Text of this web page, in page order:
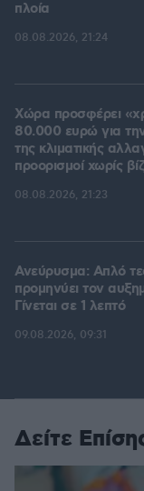
πλοία
08.08.2026, 21:24
Χώρα προσφέρει
80.000 ευρώ για
της κλιματικής
προορισμοί χωρίς
08.08.2026, 21:23
Ανεύρυσμα: Απλό
προμηνύει τον
Γίνεται σε 1 λεπτό
09.08.2026, 09:31
Δείτε